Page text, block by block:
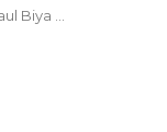
Biya ...